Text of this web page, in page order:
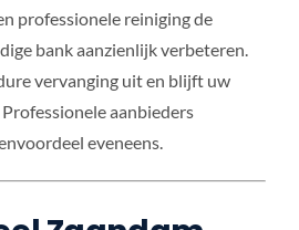
professionele reiniging de
bank aanzienlijk verbeteren.
vervanging uit en blijft uw
aanbieders
eveneens.